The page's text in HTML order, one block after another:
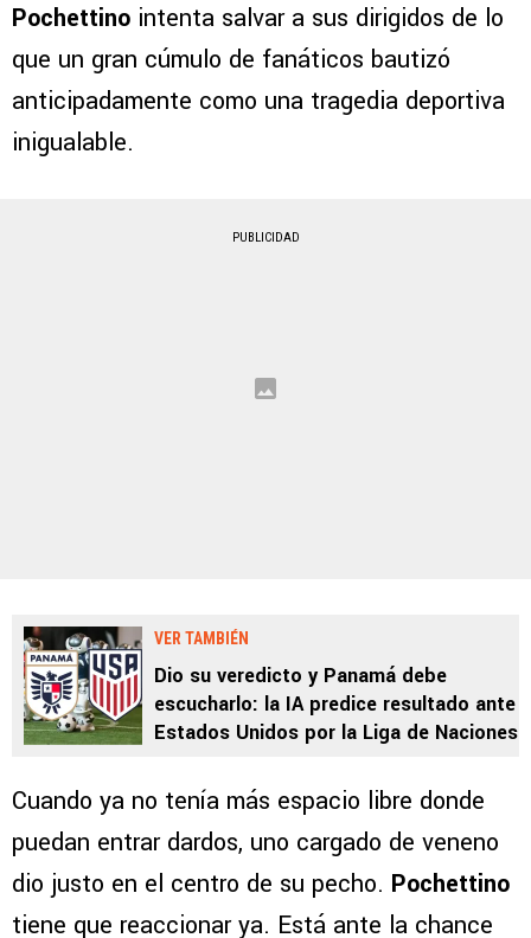
Pochettino intenta salvar a sus dirigidos de lo
que un gran cúmulo de fanáticos bautizó
anticipadamente como una tragedia deportiva
inigualable.
PUBLICIDAD
VER TAMBIÉN
Dio su veredicto y Panamá debe
escucharlo: la IA predice resultado ante
Estados Unidos por la Liga de Naciones
Cuando ya no tenía más espacio libre donde
puedan entrar dardos, uno cargado de veneno
dio justo en el centro de su pecho. Pochettino
tiene que reaccionar ya. Está ante la chance